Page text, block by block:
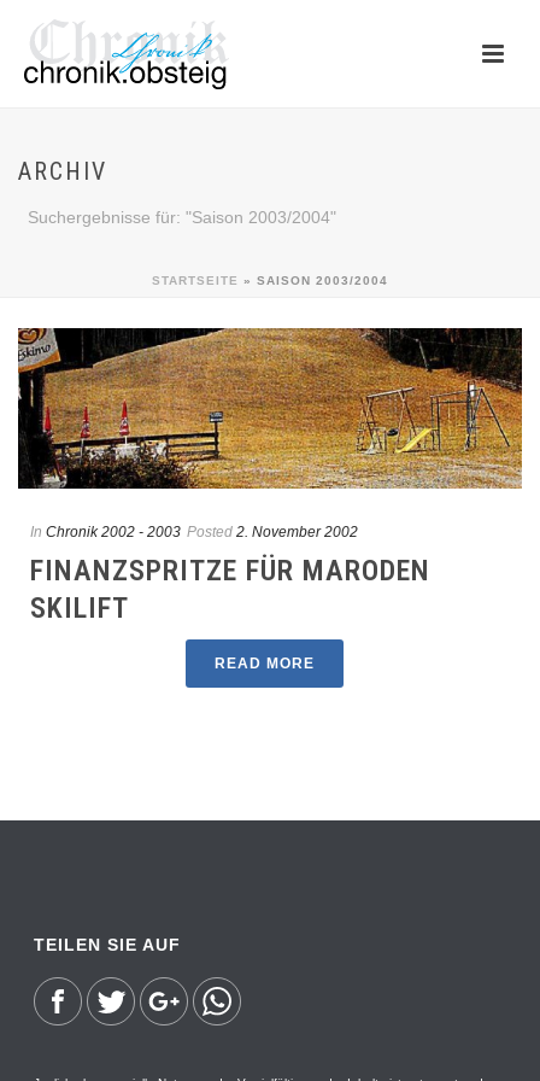
ARCHIV
Suchergebnisse für: "Saison 2003/2004"
STARTSEITE » SAISON 2003/2004
In Chronik 2002 - 2003 Posted 2. November 2002
FINANZSPRITZE FÜR MARODEN
SKILIFT
READ MORE
TEILEN SIE AUF